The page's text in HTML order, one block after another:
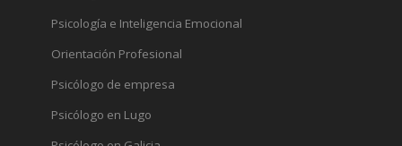
Psicología e Inteligencia Emocional
Orientación Profesional
Psicólogo de empresa
Psicólogo en Lugo